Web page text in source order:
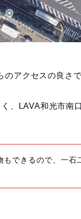
アクセスの良さで
、LAVA和光市南
もできるので、一石